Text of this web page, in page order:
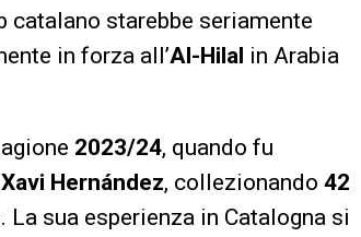
catalano starebbe seriamente
in forza all’Al-Hilal in Arabia
2023/24, quando fu
Xavi Hernández, collezionando 42
. La sua esperienza in Catalogna si